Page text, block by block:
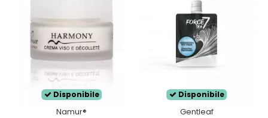
Disponibile
Namur®
Disponibile
Gentleaf